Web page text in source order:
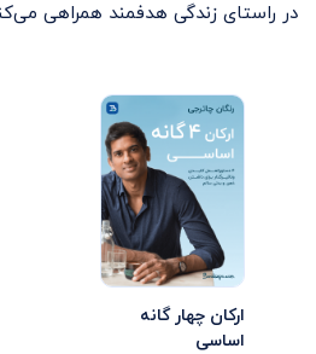
در راستای زندگی هدفمند همراهی
ارکان چهار گانه
اساسی